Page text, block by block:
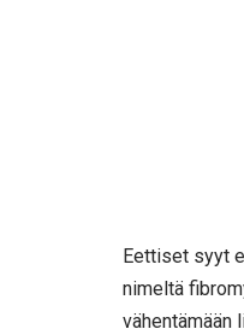
Eettiset syyt
nimeltä
vähentämään